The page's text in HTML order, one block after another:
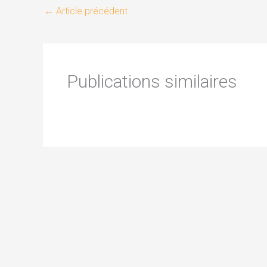
← Article précédent
Publications similaires